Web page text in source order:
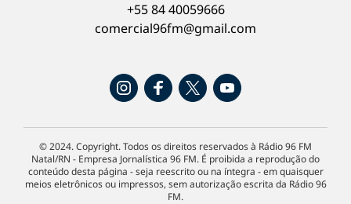
+55 84 40059666
comercial96fm@gmail.com
© 2024. Copyright. Todos os direitos reservados à Rádio 96 FM
Natal/RN - Empresa Jornalística 96 FM. É proibida a reprodução do
conteúdo desta página - seja reescrito ou na íntegra - em quaisquer
meios eletrônicos ou impressos, sem autorização escrita da Rádio 96
FM.